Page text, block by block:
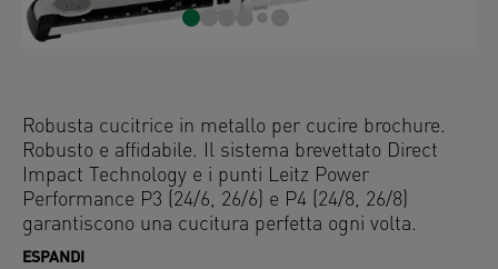
Robusta cucitrice in metallo per cucire brochure.
Robusto e affidabile. Il sistema brevettato Direct
Impact Technology e i punti Leitz Power
Performance P3 (24/6, 26/6) e P4 (24/8, 26/8)
garantiscono una cucitura perfetta ogni volta.
ESPANDI